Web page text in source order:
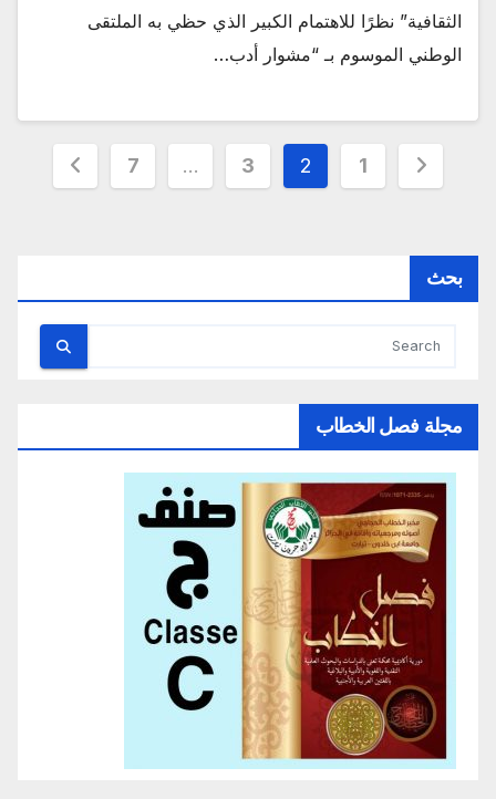
الثقافية” نظرًا للاهتمام الكبير الذي حظي به الملتقى
الوطني الموسوم بـ “مشوار أدب…
Posts
1
2
3
…
7
بحث
مجلة فصل الخطاب